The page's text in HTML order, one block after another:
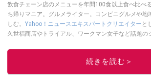
飲食チェーン店のメニューを年間100食以上食べ比べ
ち帰りマニア。グルメライター。コンビニグルメや地
しむ。 Yahoo！ニュースエキスパートクリエイター と
久世福商店やトライアル、ワークマン女子など話題の
「週刊プレイボーイ」、宝島社「おいしい！ シャトレ
ルメライター、食の専門家として出演実績あり。
続きを読む＞